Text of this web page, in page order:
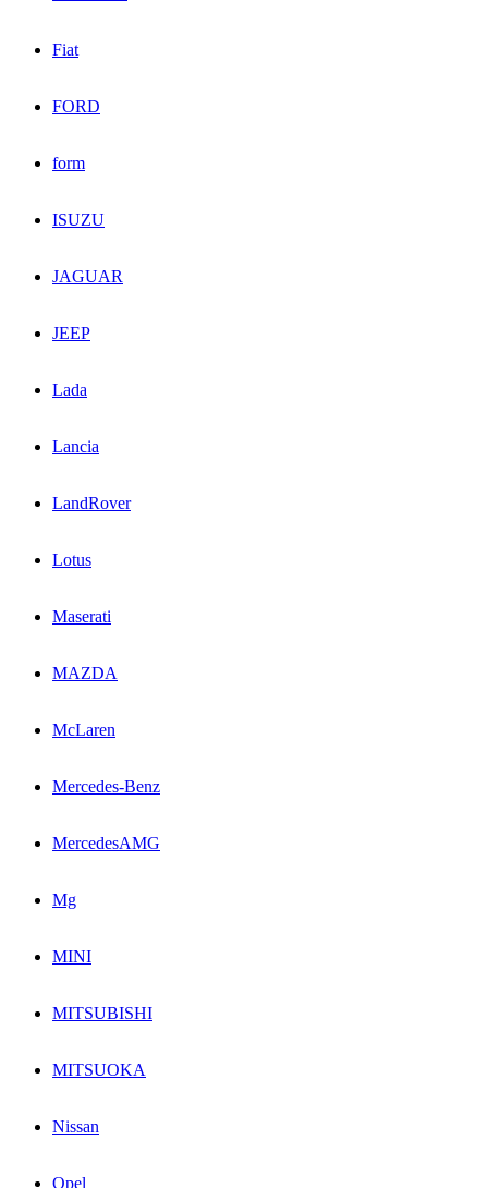
Fiat
FORD
form
ISUZU
JAGUAR
JEEP
Lada
Lancia
LandRover
Lotus
Maserati
MAZDA
McLaren
Mercedes-Benz
MercedesAMG
Mg
MINI
MITSUBISHI
MITSUOKA
Nissan
Opel